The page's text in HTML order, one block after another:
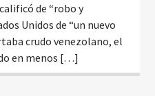
de “robo y
Unidos de “un nuevo
crudo venezolano, el
en menos […]